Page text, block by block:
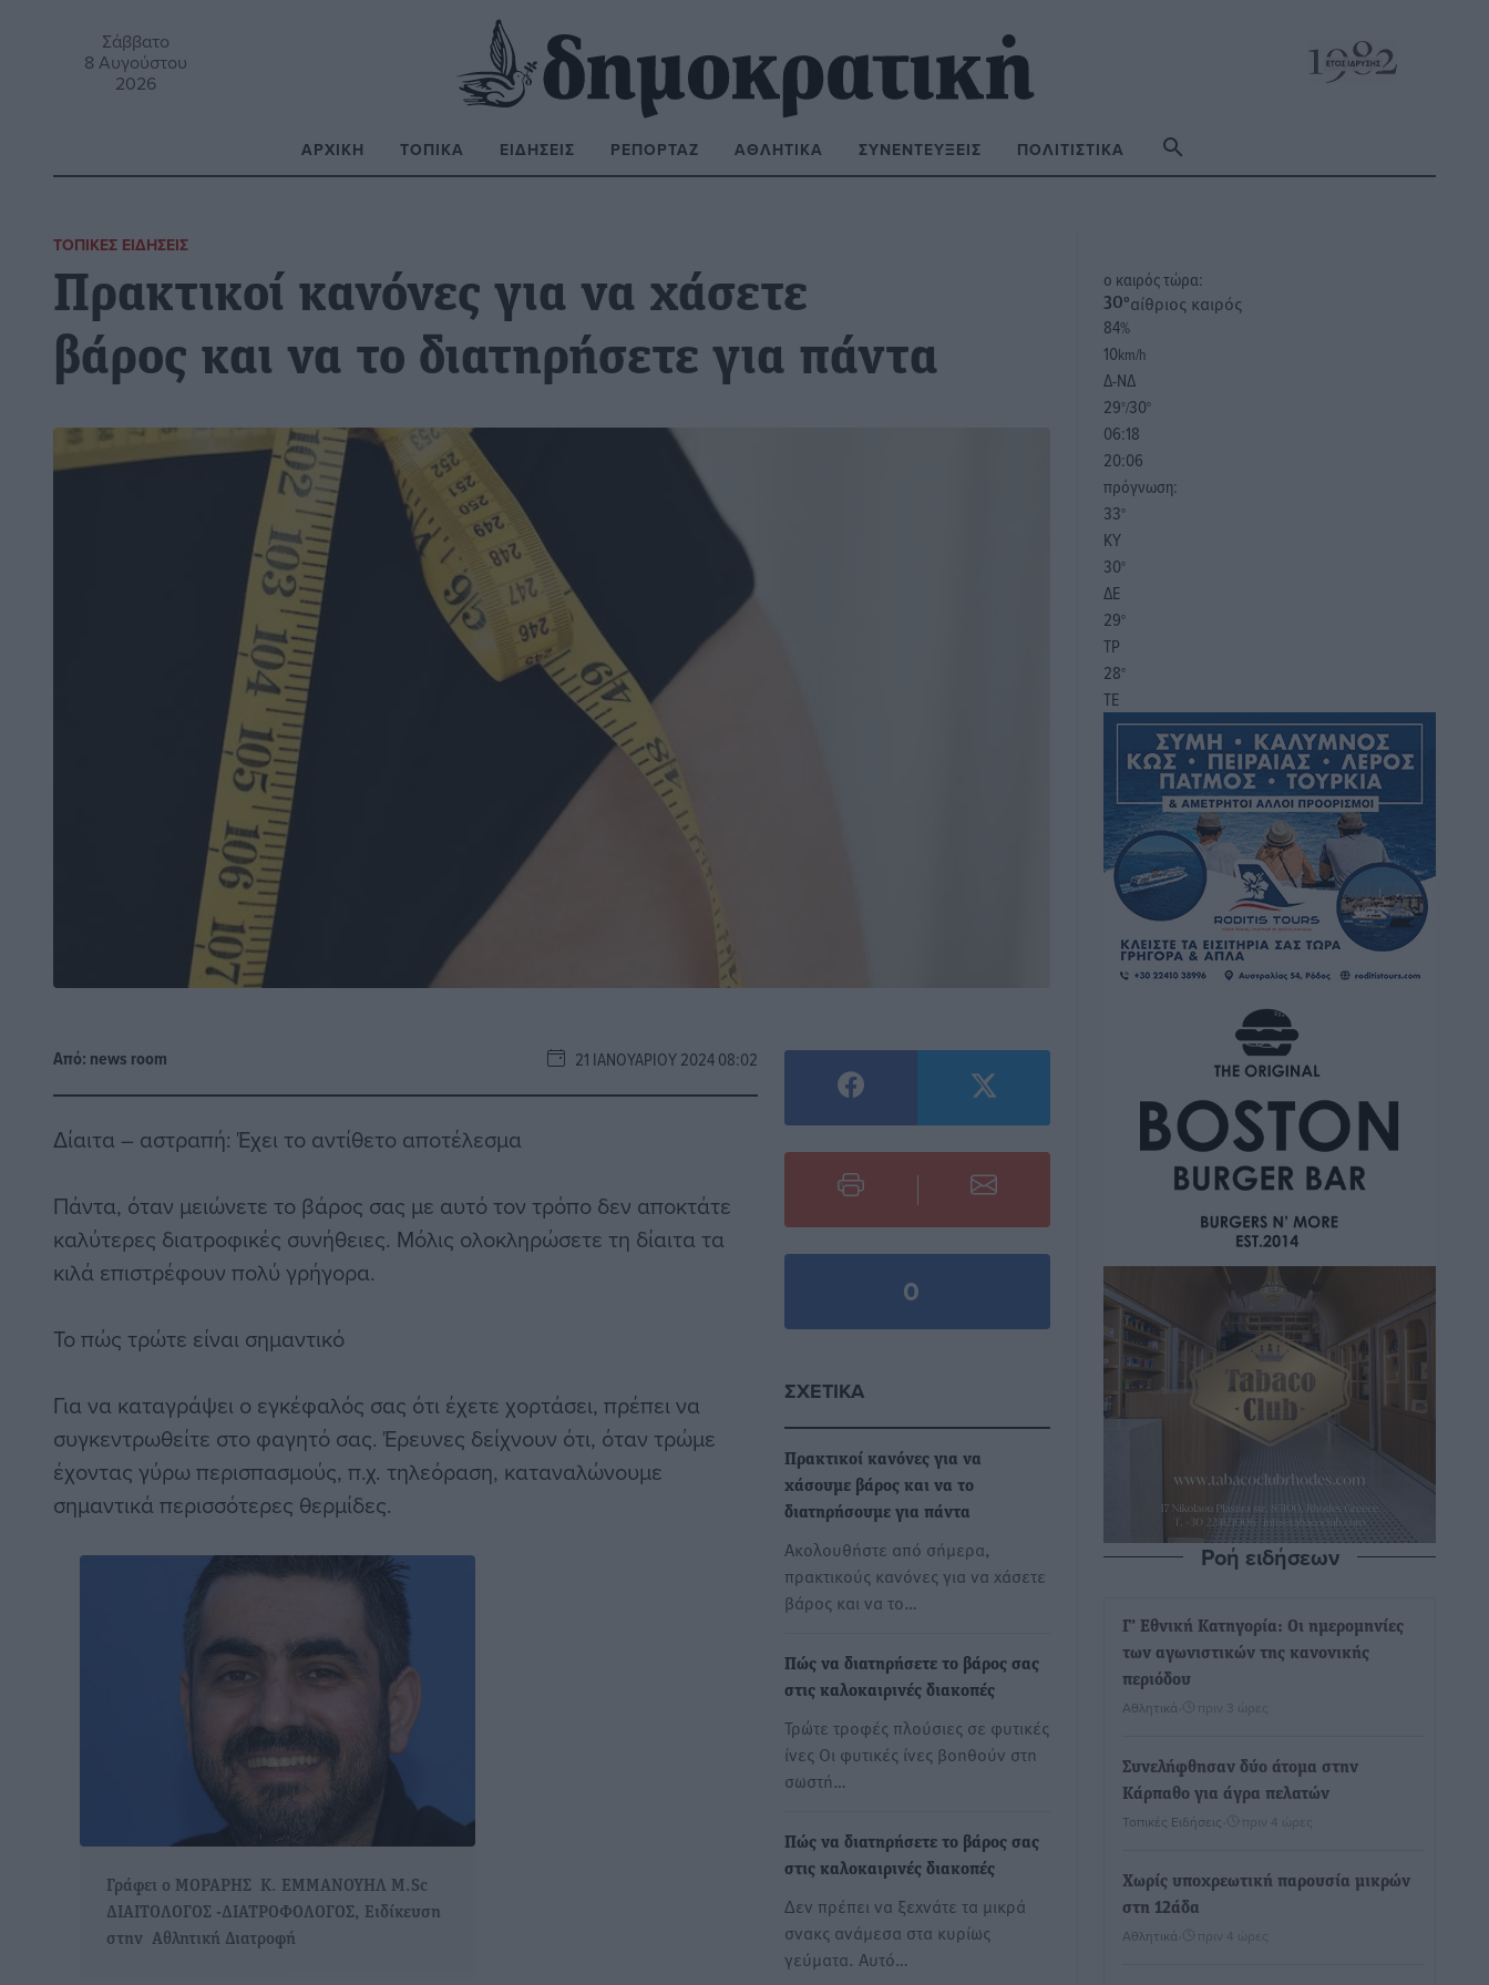
Σάββατο
8 Αυγούστου
2026
ΑΡΧΙΚΉ ΤΟΠΙΚΆ ΕΙΔΉΣΕΙΣ ΡΕΠΟΡΤΆΖ ΑΘΛΗΤΙΚΆ ΣΥΝΕΝΤΕΎΞΕΙΣ ΠΟΛΙΤΙΣΤΙΚΆ
ΤΟΠΙΚΈΣ ΕΙΔΉΣΕΙΣ
Πρακτικοί κανόνες για να χάσετε
βάρος και να το διατηρήσετε για πάντα
Από: news room 21 ΙΑΝΟΥΑΡΊΟΥ 2024 08:02
Δίαιτα – αστραπή: Έχει το αντίθετο αποτέλεσμα
Πάντα, όταν μειώνετε το βάρος σας με αυτό τον τρόπο δεν αποκτάτε
καλύτερες διατροφικές συνήθειες. Μόλις ολοκληρώσετε τη δίαιτα τα
κιλά επιστρέφουν πολύ γρήγορα.
Το πώς τρώτε είναι σημαντικό
Για να καταγράψει ο εγκέφαλός σας ότι έχετε χορτάσει, πρέπει να
συγκεντρωθείτε στο φαγητό σας. Έρευνες δείχνουν ότι, όταν τρώμε
έχοντας γύρω περισπασμούς, π.χ. τηλεόραση, καταναλώνουμε
σημαντικά περισσότερες θερμίδες.
Γράφει ο ΜΟΡΑΡΗΣ Κ. ΕΜΜΑΝΟΥΗΛ M.Sc
ΔΙΑΙΤΟΛΟΓΟΣ -ΔΙΑΤΡΟΦΟΛΟΓΟΣ, Ειδίκευση
στην Αθλητική Διατροφή
0
ΣΧΕΤΙΚΆ
Πρακτικοί κανόνες για να
χάσουμε βάρος και να το
διατηρήσουμε για πάντα
Ακολουθήστε από σήμερα,
πρακτικούς κανόνες για να χάσετε
βάρος και να το…
Πώς να διατηρήσετε το βάρος σας
στις καλοκαιρινές διακοπές
Τρώτε τροφές πλούσιες σε φυτικές
ίνες Οι φυτικές ίνες βοηθούν στη
σωστή…
Πώς να διατηρήσετε το βάρος σας
στις καλοκαιρινές διακοπές
Δεν πρέπει να ξεχνάτε τα μικρά
σνακς ανάμεσα στα κυρίως
γεύματα. Αυτό…
o καιρός τώρα:
30°αίθριος καιρός
84%
10km/h
Δ-ΝΔ
29°/30°
06:18
20:06
πρόγνωση:
33°
ΚΥ
30°
ΔΕ
29°
ΤΡ
28°
ΤΕ
Ροή ειδήσεων
Γ’ Εθνική Κατηγορία: Οι ημερομηνίες
των αγωνιστικών της κανονικής
περιόδου
Αθλητικά πριν 3 ώρες
Συνελήφθησαν δύο άτομα στην
Κάρπαθο για άγρα πελατών
Τοπικές Ειδήσεις πριν 4 ώρες
Χωρίς υποχρεωτική παρουσία μικρών
στη 12άδα
Αθλητικά πριν 4 ώρες